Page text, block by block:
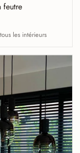
feutre
les intérieurs